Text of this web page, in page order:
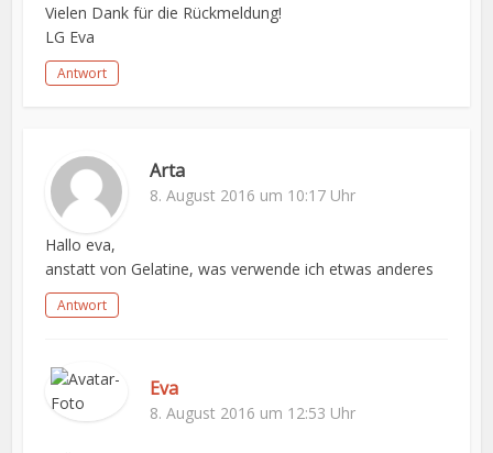
Vielen Dank für die Rückmeldung!
LG Eva
Antwort
Arta
8. August 2016 um 10:17 Uhr
Hallo eva,
anstatt von Gelatine, was verwende ich etwas anderes
Antwort
Eva
8. August 2016 um 12:53 Uhr